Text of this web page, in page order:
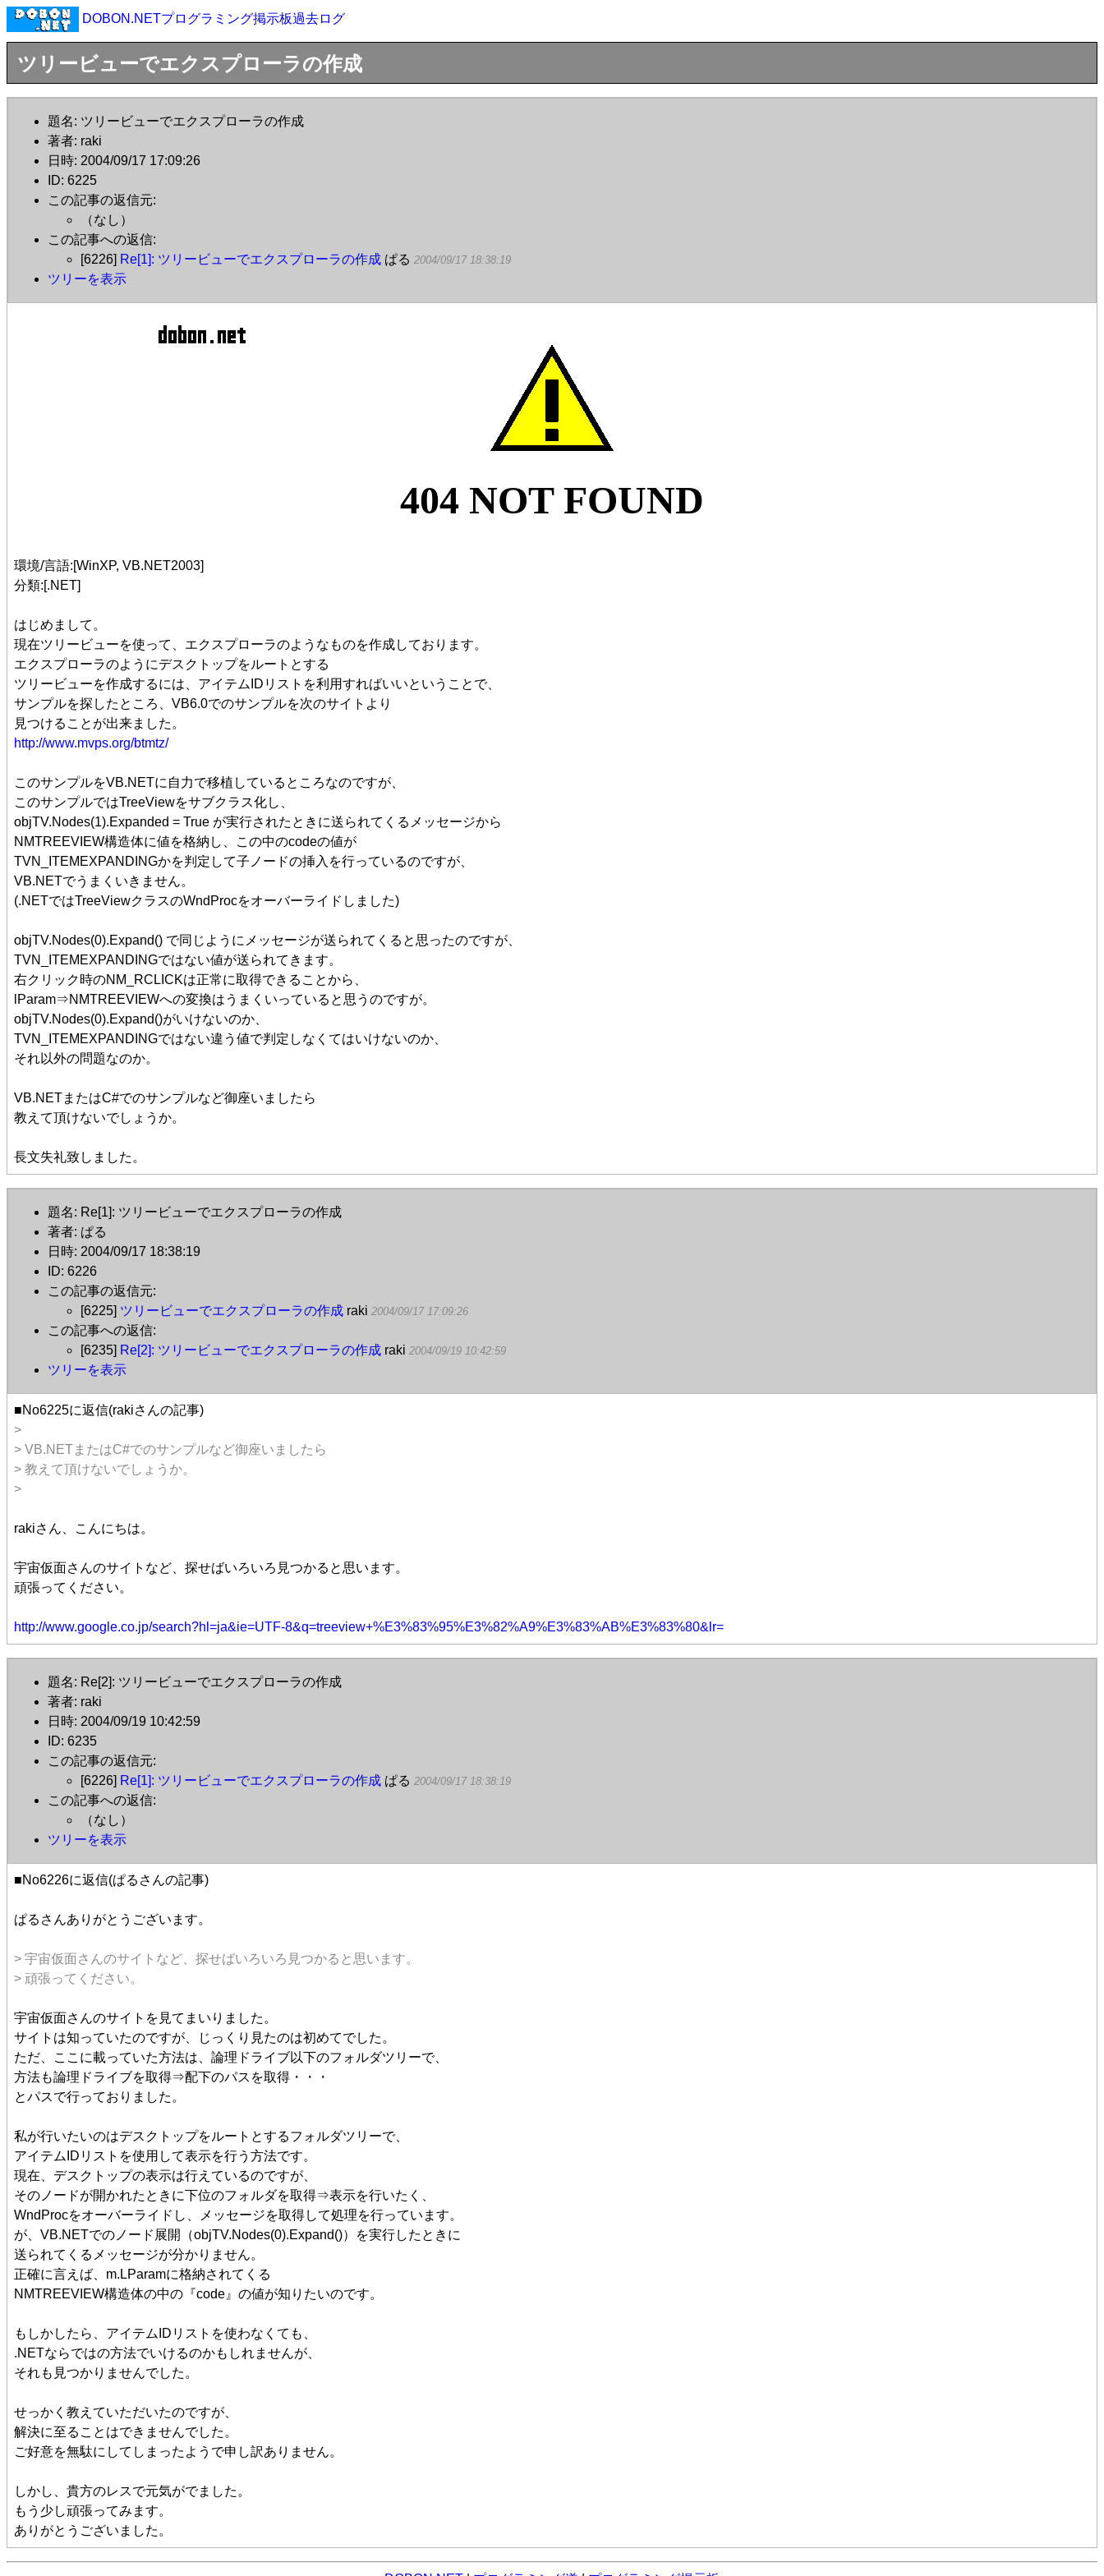
DOBON.NETプログラミング掲示板過去ログ
ツリービューでエクスプローラの作成
題名: ツリービューでエクスプローラの作成
著者: raki
日時: 2004/09/17 17:09:26
ID: 6225
この記事の返信元:
（なし）
この記事への返信:
[6226] Re[1]: ツリービューでエクスプローラの作成 ぱる 2004/09/17 18:38:19
ツリーを表示
環境/言語:[WinXP, VB.NET2003]
分類:[.NET]
はじめまして。
現在ツリービューを使って、エクスプローラのようなものを作成しております。
エクスプローラのようにデスクトップをルートとする
ツリービューを作成するには、アイテムIDリストを利用すればいいということで、
サンプルを探したところ、VB6.0でのサンプルを次のサイトより
見つけることが出来ました。
http://www.mvps.org/btmtz/
このサンプルをVB.NETに自力で移植しているところなのですが、
このサンプルではTreeViewをサブクラス化し、
objTV.Nodes(1).Expanded = True が実行されたときに送られてくるメッセージから
NMTREEVIEW構造体に値を格納し、この中のcodeの値が
TVN_ITEMEXPANDINGかを判定して子ノードの挿入を行っているのですが、
VB.NETでうまくいきません。
(.NETではTreeViewクラスのWndProcをオーバーライドしました)
objTV.Nodes(0).Expand() で同じようにメッセージが送られてくると思ったのですが、
TVN_ITEMEXPANDINGではない値が送られてきます。
右クリック時のNM_RCLICKは正常に取得できることから、
lParam⇒NMTREEVIEWへの変換はうまくいっていると思うのですが。
objTV.Nodes(0).Expand()がいけないのか、
TVN_ITEMEXPANDINGではない違う値で判定しなくてはいけないのか、
それ以外の問題なのか。
VB.NETまたはC#でのサンプルなど御座いましたら
教えて頂けないでしょうか。
長文失礼致しました。
題名: Re[1]: ツリービューでエクスプローラの作成
著者: ぱる
日時: 2004/09/17 18:38:19
ID: 6226
この記事の返信元:
[6225] ツリービューでエクスプローラの作成 raki 2004/09/17 17:09:26
この記事への返信:
[6235] Re[2]: ツリービューでエクスプローラの作成 raki 2004/09/19 10:42:59
ツリーを表示
■No6225に返信(rakiさんの記事)
>
> VB.NETまたはC#でのサンプルなど御座いましたら
> 教えて頂けないでしょうか。
>
rakiさん、こんにちは。
宇宙仮面さんのサイトなど、探せばいろいろ見つかると思います。
頑張ってください。
http://www.google.co.jp/search?hl=ja&ie=UTF-8&q=treeview+%E3%83%95%E3%82%A9%E3%83%AB%E3%83%80&lr=
題名: Re[2]: ツリービューでエクスプローラの作成
著者: raki
日時: 2004/09/19 10:42:59
ID: 6235
この記事の返信元:
[6226] Re[1]: ツリービューでエクスプローラの作成 ぱる 2004/09/17 18:38:19
この記事への返信:
（なし）
ツリーを表示
■No6226に返信(ぱるさんの記事)
ぱるさんありがとうございます。
> 宇宙仮面さんのサイトなど、探せばいろいろ見つかると思います。
> 頑張ってください。
宇宙仮面さんのサイトを見てまいりました。
サイトは知っていたのですが、じっくり見たのは初めてでした。
ただ、ここに載っていた方法は、論理ドライブ以下のフォルダツリーで、
方法も論理ドライブを取得⇒配下のパスを取得・・・
とパスで行っておりました。
私が行いたいのはデスクトップをルートとするフォルダツリーで、
アイテムIDリストを使用して表示を行う方法です。
現在、デスクトップの表示は行えているのですが、
そのノードが開かれたときに下位のフォルダを取得⇒表示を行いたく、
WndProcをオーバーライドし、メッセージを取得して処理を行っています。
が、VB.NETでのノード展開（objTV.Nodes(0).Expand()）を実行したときに
送られてくるメッセージが分かりません。
正確に言えば、m.LParamに格納されてくる
NMTREEVIEW構造体の中の『code』の値が知りたいのです。
もしかしたら、アイテムIDリストを使わなくても、
.NETならではの方法でいけるのかもしれませんが、
それも見つかりませんでした。
せっかく教えていただいたのですが、
解決に至ることはできませんでした。
ご好意を無駄にしてしまったようで申し訳ありません。
しかし、貴方のレスで元気がでました。
もう少し頑張ってみます。
ありがとうございました。